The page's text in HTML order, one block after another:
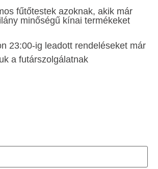
fűtőtestek azoknak, akik már
minőségű kínai termékeket
23:00-ig leadott rendeléseket már
a futárszolgálatnak